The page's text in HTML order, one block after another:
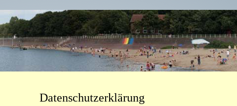
Datenschutzerklärung